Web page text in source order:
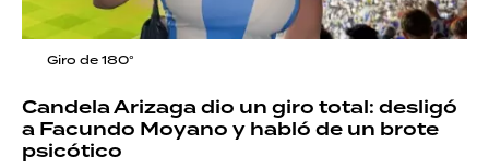
Giro de 180°
Candela Arizaga dio un giro total: desligó
a Facundo Moyano y habló de un brote
psicótico